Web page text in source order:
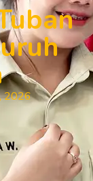
2026